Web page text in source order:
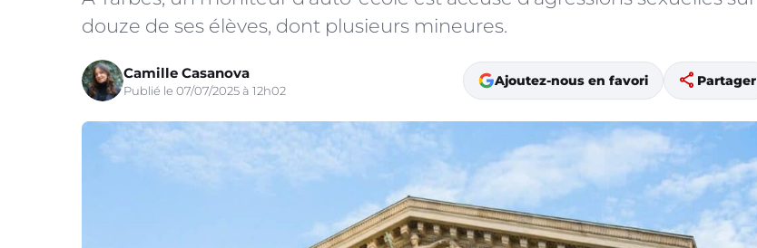
douze de ses élèves, dont plusieurs mineures.
Camille Casanova
Publié le 07/07/2025 à 12h02
Ajoutez-nous en favori share Partager